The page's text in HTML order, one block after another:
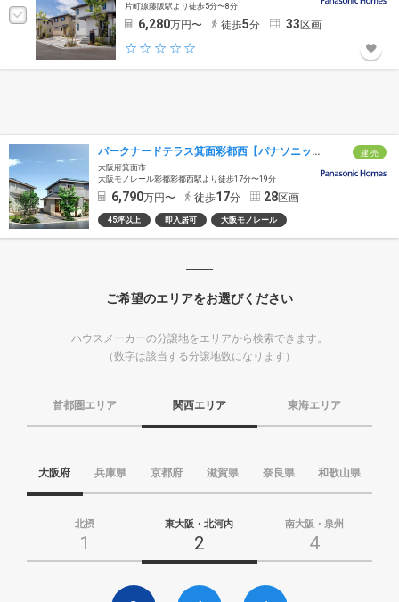
片町線藤阪駅より徒歩5分〜8分
6,280万円〜 徒歩5分 33区画
建 売
パークナードテラス箕面彩都西【パナソニックホームズ】
大阪府箕面市
大阪モノレール彩都彩都西駅より徒歩17分〜19分
6,790万円〜 徒歩17分 28区画
45坪以上 即入居可 大阪モノレール
ご希望のエリアをお選びください
ハウスメーカーの分譲地をエリアから検索できます。
（数字は該当する分譲地数になります）
首都圏エリア 関西エリア 東海エリア
大阪府 兵庫県 京都府 滋賀県 奈良県 和歌山県
北摂
1
東大阪・北河内
2
南大阪・泉州
4